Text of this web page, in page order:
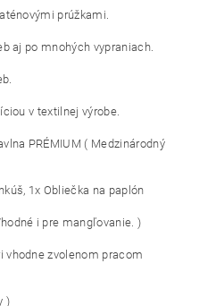
prúžkami.
aj po mnohých vypraniach.
v textilnej výrobe.
PRÉMIUM ( Medzinárodný
1x Obliečka na paplón
i pre mangľovanie. )
vhodne zvolenom pracom
)